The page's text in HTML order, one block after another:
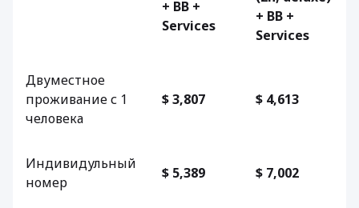
+ BB +
Services
+ BB +
Services
Двуместное
проживание с 1
человека
$ 3,807 $ 4,613
Индивидульный
номер
$ 5,389 $ 7,002